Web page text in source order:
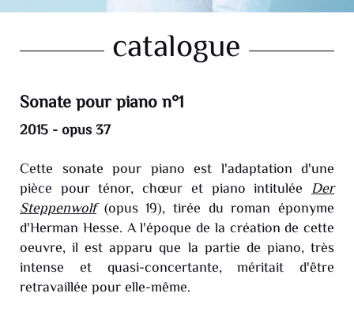
catalogue
Sonate pour piano n°1
2015 - opus 37
Cette sonate pour piano est l'adaptation d'une
pièce pour ténor, chœur et piano intitulée Der
Steppenwolf(opus 19), tirée du roman éponyme
d'Herman Hesse. A l'époque de la création de cette
oeuvre, il est apparu que la partie de piano, très
intense et quasi-concertante, méritait d'être
retravaillée pour elle-même.